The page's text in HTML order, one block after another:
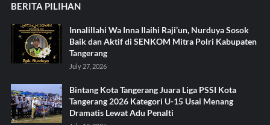
BERITA PILIHAN
Innalillahi Wa Inna Ilaihi Raji’un, Nurduya Sosok
Baik dan Aktif di SENKOM Mitra Polri Kabupaten
Tangerang
July 27, 2026
Bintang Kota Tangerang Juara Liga PSSI Kota
Tangerang 2026 Kategori U-15 Usai Menang
Dramatis Lewat Adu Penalti